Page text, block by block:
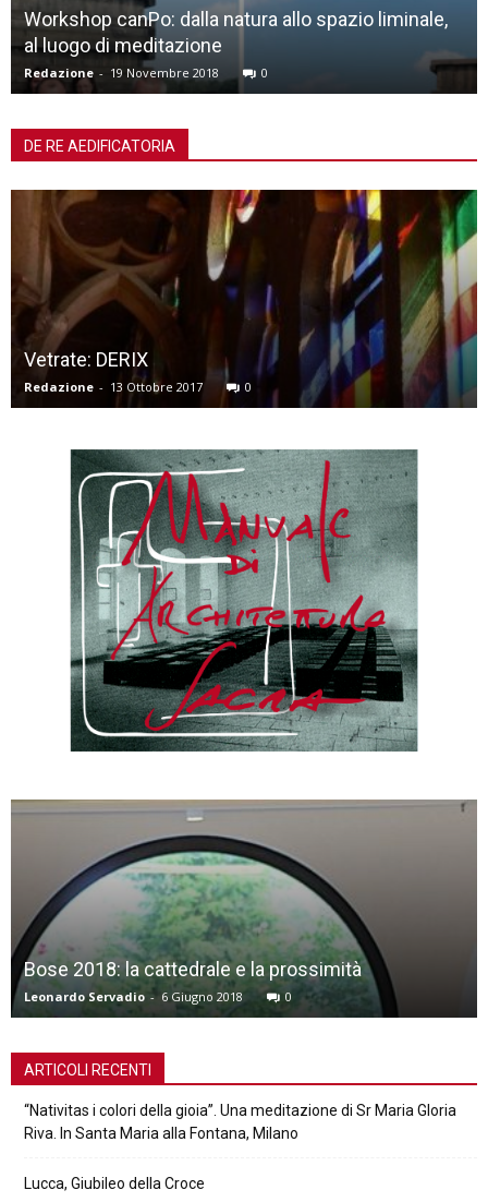
Workshop canPo: dalla natura allo spazio liminale,
al luogo di meditazione
Redazione - 19 Novembre 2018 0
DE RE AEDIFICATORIA
Vetrate: DERIX
Redazione - 13 Ottobre 2017 0
Bose 2018: la cattedrale e la prossimità
Leonardo Servadio - 6 Giugno 2018 0
ARTICOLI RECENTI
“Nativitas i colori della gioia”. Una meditazione di Sr Maria Gloria
Riva. In Santa Maria alla Fontana, Milano
Lucca, Giubileo della Croce